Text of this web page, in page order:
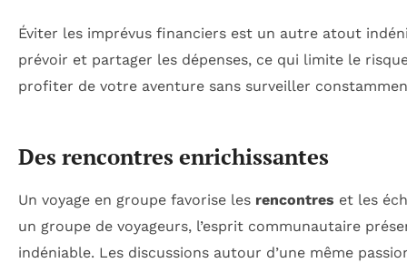
Éviter les imprévus financiers est un autre atout
prévoir et partager les dépenses, ce qui limite le
profiter de votre aventure sans surveiller
Des rencontres enrichissantes
Un voyage en groupe favorise les rencontres et les
un groupe de voyageurs, l’esprit communautaire
indéniable. Les discussions autour d’une même